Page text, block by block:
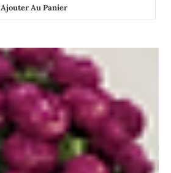
Ajouter Au Panier